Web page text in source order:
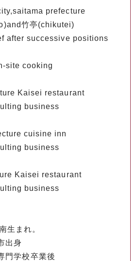
prefecture
竹亭(chikutei)
after successive positions
site cooking
Kaisei restaurant
business
cuisine inn
business
Kaisei restaurant
business
生まれ。
出身
門学校卒業後